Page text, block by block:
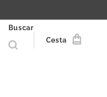
Buscar
Cesta